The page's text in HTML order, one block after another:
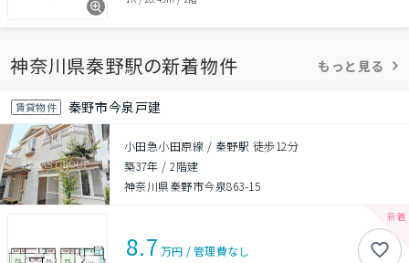
神奈川県秦野駅の新着物件 もっと見る
賃貸物件 秦野市今泉戸建
小田急小田原線 / 秦野駅 徒歩12分
築37年 /2階建
神奈川県秦野市今泉863-15
8.7 万円 /管理費なし